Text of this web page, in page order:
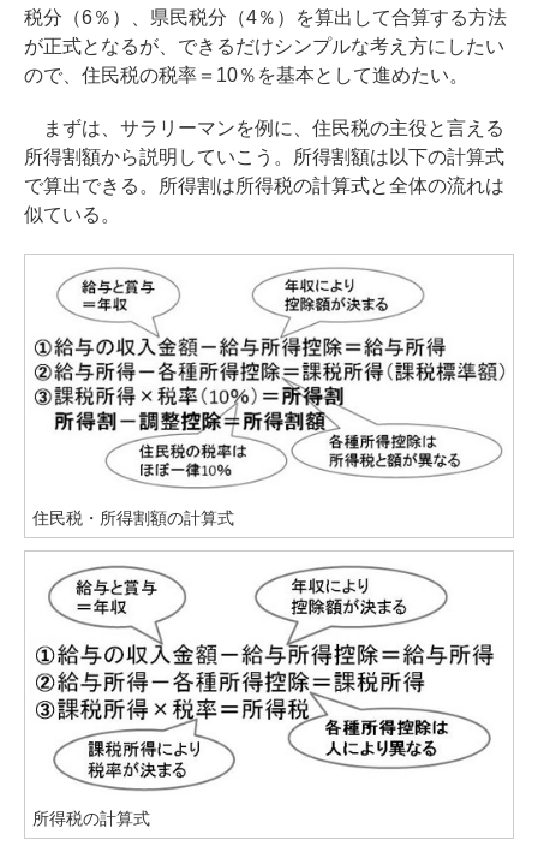
税分（6％）、県民税分（4％）を算出して合算する方法
が正式となるが、できるだけシンプルな考え方にしたい
ので、住民税の税率＝10％を基本として進めたい。
まずは、サラリーマンを例に、住民税の主役と言える
所得割額から説明していこう。所得割額は以下の計算式
で算出できる。所得割は所得税の計算式と全体の流れは
似ている。
住民税・所得割額の計算式
所得税の計算式